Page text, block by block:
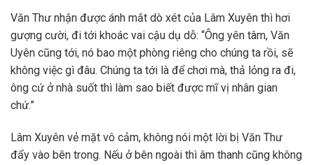
Văn Thư nhận được ánh mắt dò xét của Lâm Xuyên thì hơi
gượng cười, đi tới khoác vai cậu dụ dỗ: “Ông yên tâm, Văn
Uyên cũng tới, nó bao một phòng riêng cho chúng ta rồi, sẽ
không việc gì đâu. Chúng ta tới là để chơi mà, thả lỏng ra đi,
ông cứ ở nhà suốt thì làm sao biết được mĩ vị nhân gian
chứ.”
Lâm Xuyên vẻ mặt vô cảm, không nói một lời bị Văn Thư
đẩy vào bên trong. Nếu ở bên ngoài thì âm thanh cũng không